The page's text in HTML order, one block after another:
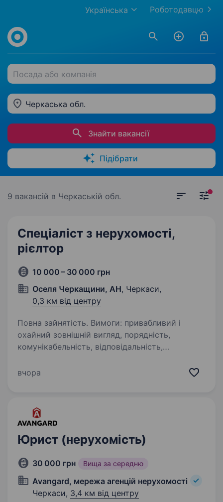
Роботодавцю
Українська
Посада або компанія
Черкаська обл.
Знайти вакансії
Підібрати
9 вакансій в Черкаській обл.
Спеціаліст з нерухомості,
рієлтор
10 000 – 30 000 грн
Оселя Черкащини, АН, Черкаси,
0,3 км від центру
Повна зайнятість. Вимоги: привабливий і
охайний зовнішній вигляд, порядність,
комунікабельність, відповідальність,
та навчатися; знання ПК на рівні впевненого
вчора
Юрист (нерухомість)
30 000 грн Вища за середню
Avangard, мережа агенцій нерухомості
Черкаси, 3,4 км від центру